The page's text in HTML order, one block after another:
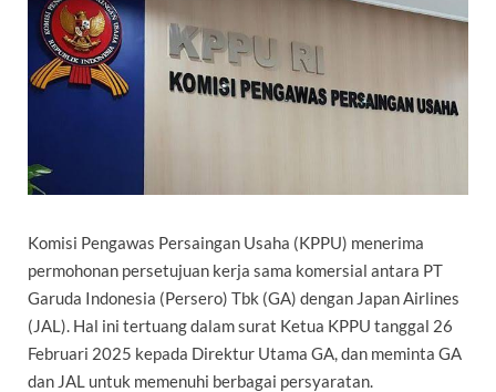
Komisi Pengawas Persaingan Usaha (KPPU) menerima
permohonan persetujuan kerja sama komersial antara PT
Garuda Indonesia (Persero) Tbk (GA) dengan Japan Airlines
(JAL). Hal ini tertuang dalam surat Ketua KPPU tanggal 26
Februari 2025 kepada Direktur Utama GA, dan meminta GA
dan JAL untuk memenuhi berbagai persyaratan.